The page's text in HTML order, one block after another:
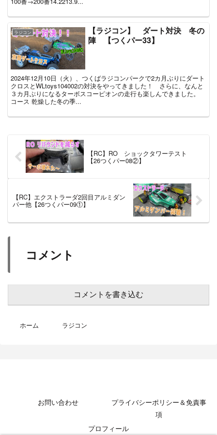
ラジコン
【ラジコン】 ダート対決 冬の
陣 【つくパー33】
2024年12月10日（火）、つくばラジコンパークで2カ月ぶりにダート
クロスとWLtoys104002の対決をやってきました！ さらに、なんと
３カ月ぶりになるターボスコーピオンの走行も楽しんできました。
コース 乾燥した冬の季...
【RC】RO ショックタワーテスト
【26つくパー08②】
【RC】エクストラーダ2回目アルミダン
パー他【26つくパー09①】
コメント
コメントを書き込む
ホーム ラジコン
お問い合わせ
プライバシーポリシー＆免責事
項
プロフィール